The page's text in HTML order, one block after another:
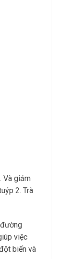
Và giảm
2. Trà
việc
biến và